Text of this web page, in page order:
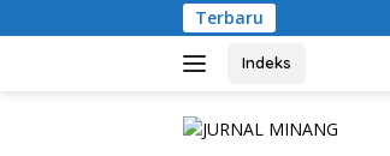
ke
Terbaru
Indeks